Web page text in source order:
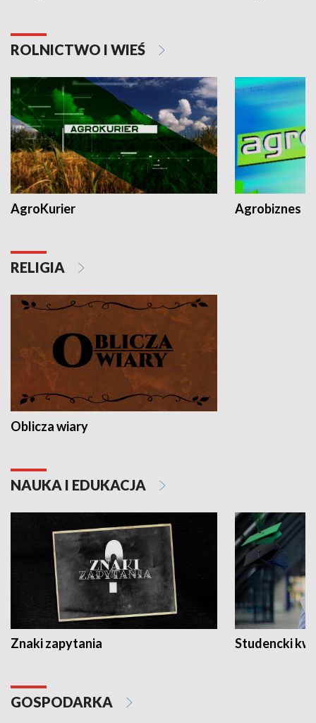
ROLNICTWO I WIEŚ
AgroKurier Agrobiznes
RELIGIA
Oblicza wiary
NAUKA I EDUKACJA
Znaki zapytania Studencki
GOSPODARKA